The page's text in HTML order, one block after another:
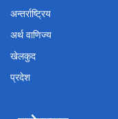
अन्तर्राष्ट्रिय
अर्थ वाणिज्य
खेलकुद
प्रदेश